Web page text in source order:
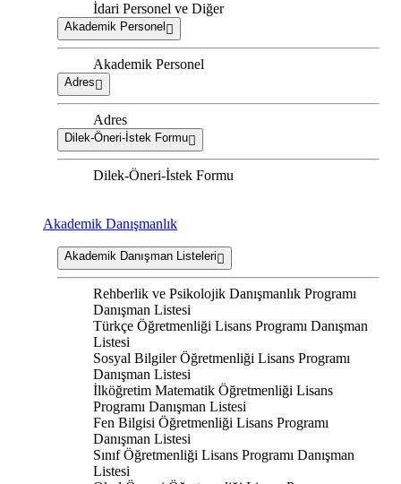
İdari Personel ve Diğer
Akademik Personel
Akademik Personel
Adres
Adres
Dilek-Öneri-İstek Formu
Dilek-Öneri-İstek Formu
Akademik Danışmanlık
Akademik Danışman Listeleri
Rehberlik ve Psikolojik Danışmanlık Programı
Danışman Listesi
Türkçe Öğretmenliği Lisans Programı Danışman
Listesi
Sosyal Bilgiler Öğretmenliği Lisans Programı
Danışman Listesi
İlköğretim Matematik Öğretmenliği Lisans
Programı Danışman Listesi
Fen Bilgisi Öğretmenliği Lisans Programı
Danışman Listesi
Sınıf Öğretmenliği Lisans Programı Danışman
Listesi